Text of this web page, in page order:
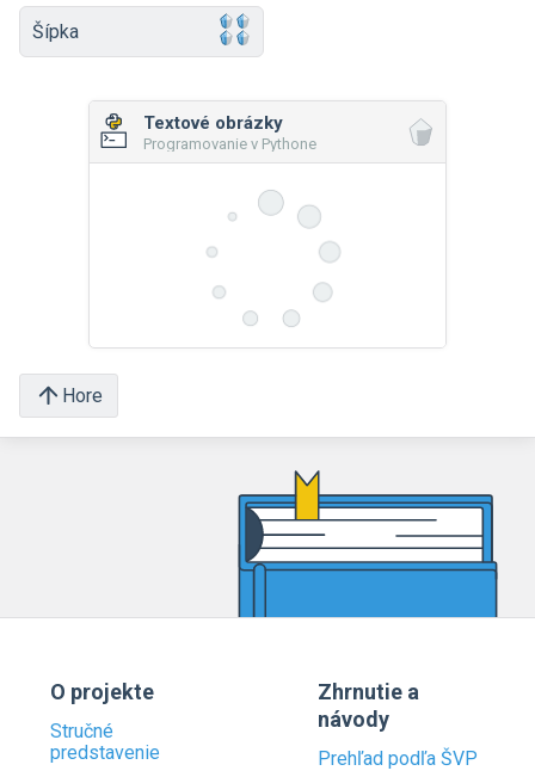
Šípka
Textové obrázky
Programovanie v Pythone
Hore
O projekte
Stručné
predstavenie
Zhrnutie a
návody
Prehľad podľa ŠVP